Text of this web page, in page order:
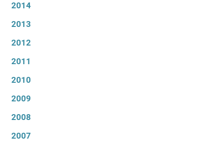
2014
2013
2012
2011
2010
2009
2008
2007